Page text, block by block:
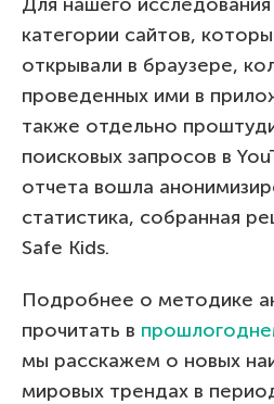
категории сайтов,
открывали в браузере,
проведенных ими в
также отдельно
поисковых запросов в
отчета вошла
статистика, собранная
Safe Kids.
Подробнее о методике
прочитать в
мы расскажем о новых
мировых трендах в